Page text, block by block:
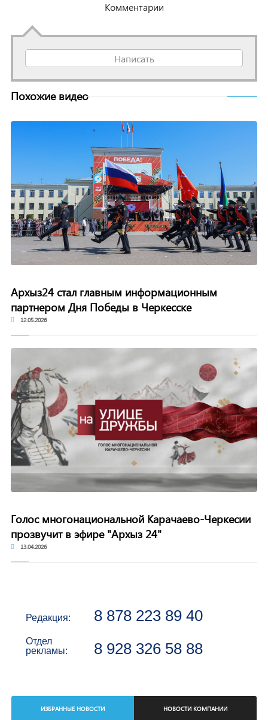
Комментарии
Написать
Похожие видео
Архыз24 стал главным информационным
партнером Дня Победы в Черкесске
12.05.2026
Голос многонациональной Карачаево-Черкесии
прозвучит в эфире "Архыз 24"
13.04.2026
Редакция: 8 878 223 89 40
Отдел
рекламы:
8 928 326 58 88
ИЗБРАННЫЕ НОВОСТИ НОВОСТИ КОМПАНИИ